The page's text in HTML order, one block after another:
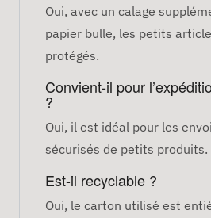
Oui, avec un calage
papier bulle, les petits
protégés.
Convient-il pour
?
Oui, il est idéal pour les
sécurisés de petits produits.
Est-il recyclable ?
Oui, le carton utilisé est